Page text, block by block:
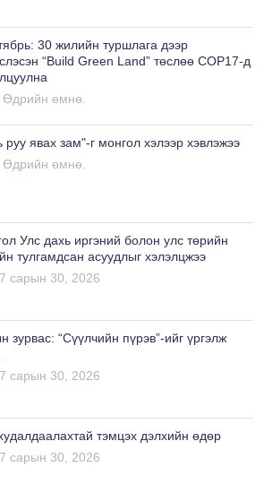
30 жилийн туршлага дээр
“Build Green Land” төслөө COP17-д
Өдрийн өмнө.
руу явах зам"-г монгол хэлээр хэвлэжээ
Өдрийн өмнө.
Улс дахь иргэний болон улс төрийн
тулгамдсан асуудлыг хэлэлцжээ
сарын 30, 2026
зурвас: “Сүүлчийн пүрэв”-ийг үргэлж
сарын 30, 2026
тэмцэх дэлхийн өдөр
сарын 30, 2026